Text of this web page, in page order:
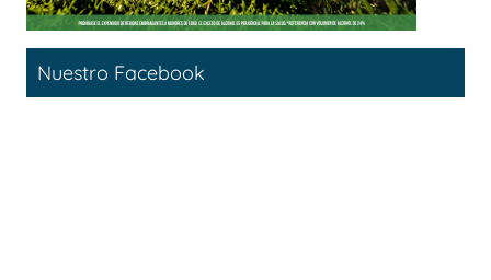
Nuestro Facebook